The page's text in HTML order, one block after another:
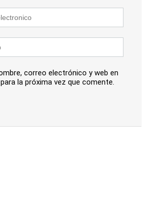
correo electrónico y web en
la próxima vez que comente.